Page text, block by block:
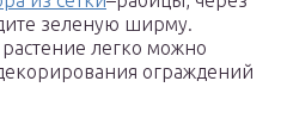
зеленую ширму.
легко можно
ограждений